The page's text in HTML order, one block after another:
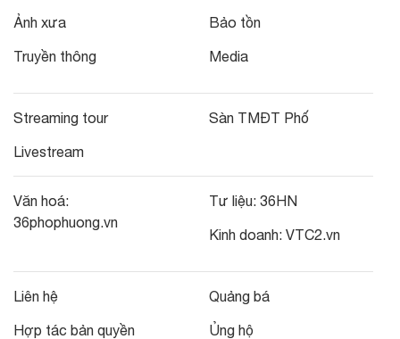
Ảnh xưa
Truyền thông
Bảo tồn
Media
Streaming tour
Livestream
Sàn TMĐT Phố
Văn hoá:
36phophuong.vn
Tư liệu: 36HN
Kinh doanh: VTC2.vn
Liên hệ
Hợp tác bản quyền
Quảng bá
Ủng hộ